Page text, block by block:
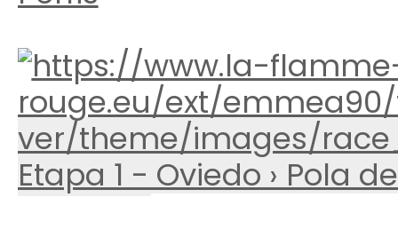
Etapa 1 - Oviedo › Pola